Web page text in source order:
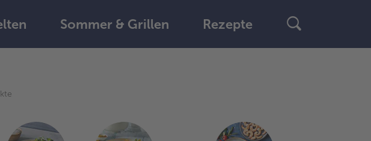
Sommer & Grillen Rezepte
Übersicht.
Es